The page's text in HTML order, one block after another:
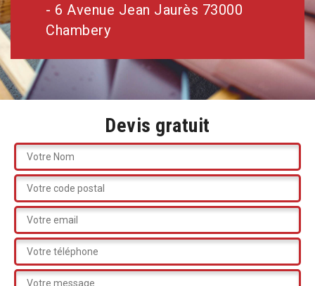
- 6 Avenue Jean Jaurès 73000
Chambery
Devis gratuit